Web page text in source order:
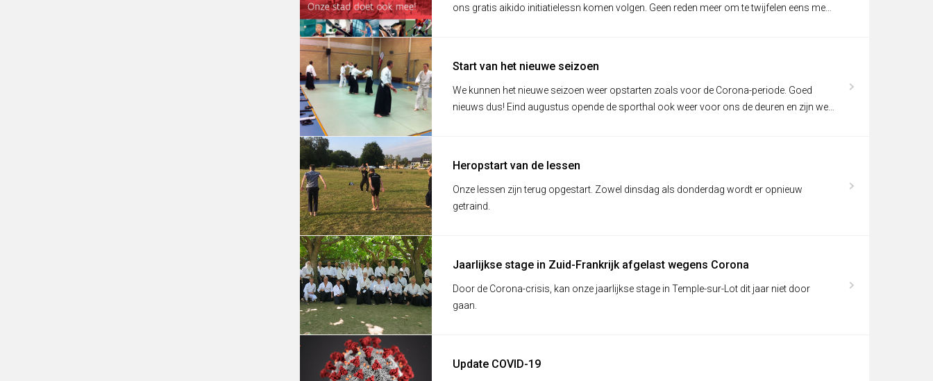
ons gratis aikido initiatielessn komen volgen. Geen reden meer om te twijfelen eens mee
Start van het nieuwe seizoen
We kunnen het nieuwe seizoen weer opstarten zoals voor de Corona-periode. Goed
nieuws dus! Eind augustus opende de sporthal ook weer voor ons de deuren en zijn we
Heropstart van de lessen
Onze lessen zijn terug opgestart. Zowel dinsdag als donderdag wordt er opnieuw
getraind.
Jaarlijkse stage in Zuid-Frankrijk afgelast wegens Corona
Door de Corona-crisis, kan onze jaarlijkse stage in Temple-sur-Lot dit jaar niet door
gaan.
Update COVID-19